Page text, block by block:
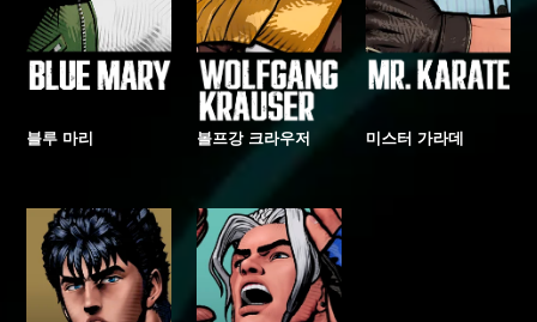
블루 마리 볼프강 크라우저 미스터 가라데